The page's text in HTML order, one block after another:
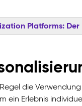
Platforms:
die
ein Erlebnis